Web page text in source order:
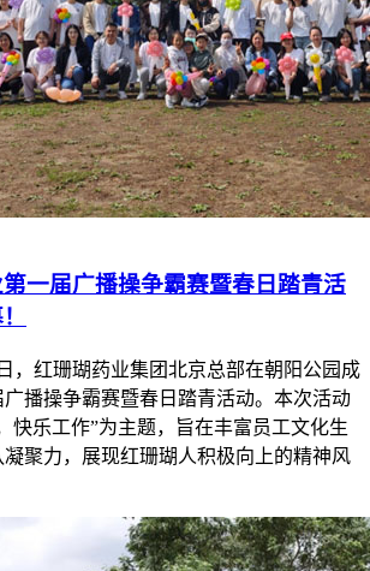
一届广播操争霸赛暨春日踏青活
，红珊瑚药业集团北京总部在朝阳公园成
播操争霸赛暨春日踏青活动。本次活动
快乐工作”为主题，旨在丰富员工文化生
聚力，展现红珊瑚人积极向上的精神风